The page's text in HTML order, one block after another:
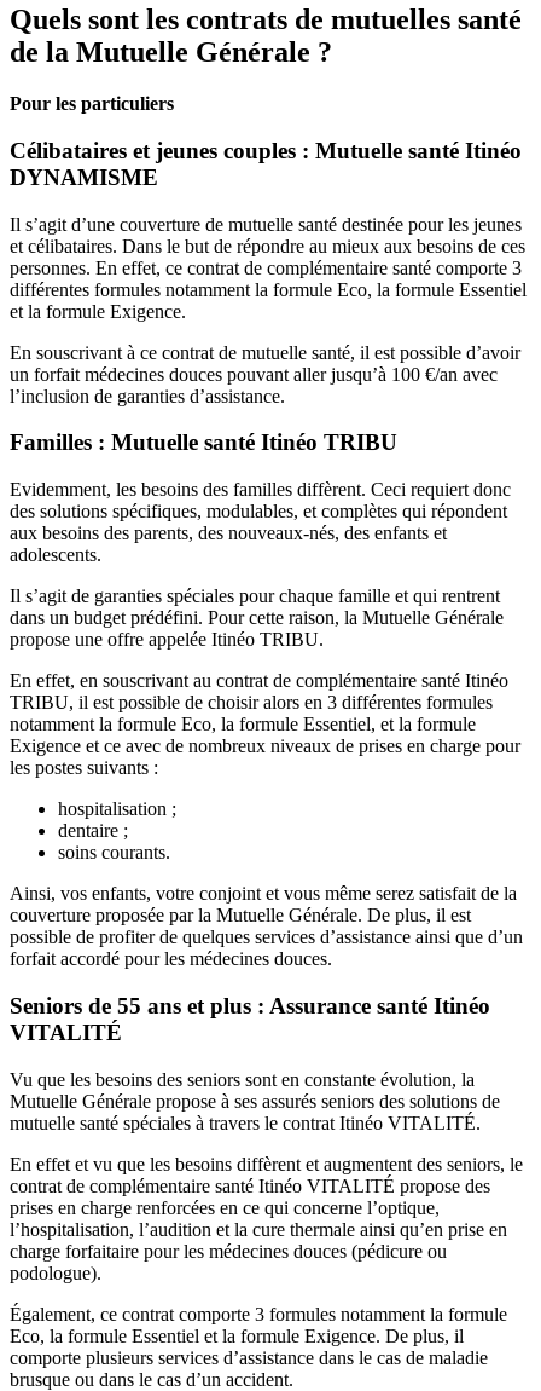
Quels sont les contrats de mutuelles santé
de la Mutuelle Générale ?
Pour les particuliers
Célibataires et jeunes couples : Mutuelle santé Itinéo
DYNAMISME
Il s’agit d’une couverture de mutuelle santé destinée pour les jeunes
et célibataires. Dans le but de répondre au mieux aux besoins de ces
personnes. En effet, ce contrat de complémentaire santé comporte 3
différentes formules notamment la formule Eco, la formule Essentiel
et la formule Exigence.
En souscrivant à ce contrat de mutuelle santé, il est possible d’avoir
un forfait médecines douces pouvant aller jusqu’à 100 €/an avec
l’inclusion de garanties d’assistance.
Familles : Mutuelle santé Itinéo TRIBU
Evidemment, les besoins des familles diffèrent. Ceci requiert donc
des solutions spécifiques, modulables, et complètes qui répondent
aux besoins des parents, des nouveaux-nés, des enfants et
adolescents.
Il s’agit de garanties spéciales pour chaque famille et qui rentrent
dans un budget prédéfini. Pour cette raison, la Mutuelle Générale
propose une offre appelée Itinéo TRIBU.
En effet, en souscrivant au contrat de complémentaire santé Itinéo
TRIBU, il est possible de choisir alors en 3 différentes formules
notamment la formule Eco, la formule Essentiel, et la formule
Exigence et ce avec de nombreux niveaux de prises en charge pour
les postes suivants :
hospitalisation ;
dentaire ;
soins courants.
Ainsi, vos enfants, votre conjoint et vous même serez satisfait de la
couverture proposée par la Mutuelle Générale. De plus, il est
possible de profiter de quelques services d’assistance ainsi que d’un
forfait accordé pour les médecines douces.
Seniors de 55 ans et plus : Assurance santé Itinéo
VITALITÉ
Vu que les besoins des seniors sont en constante évolution, la
Mutuelle Générale propose à ses assurés seniors des solutions de
mutuelle santé spéciales à travers le contrat Itinéo VITALITÉ.
En effet et vu que les besoins diffèrent et augmentent des seniors, le
contrat de complémentaire santé Itinéo VITALITÉ propose des
prises en charge renforcées en ce qui concerne l’optique,
l’hospitalisation, l’audition et la cure thermale ainsi qu’en prise en
charge forfaitaire pour les médecines douces (pédicure ou
podologue).
Également, ce contrat comporte 3 formules notamment la formule
Eco, la formule Essentiel et la formule Exigence. De plus, il
comporte plusieurs services d’assistance dans le cas de maladie
brusque ou dans le cas d’un accident.